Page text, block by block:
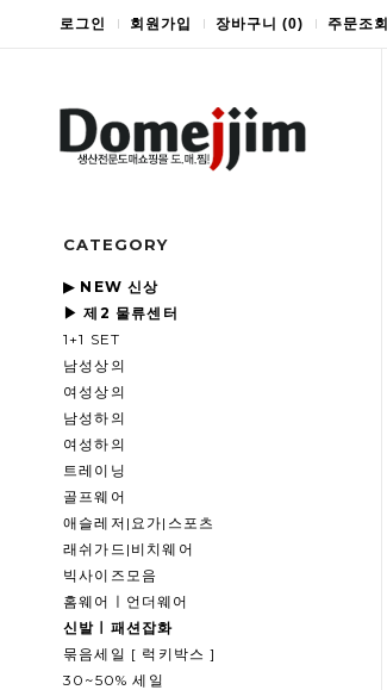
로그인 회원가입 장바구니 (0) 주문조회
CATEGORY
▶ NEW 신상
▶ 제2 물류센터
1+1 SET
남성상의
여성상의
남성하의
여성하의
트레이닝
골프웨어
애슬레저|요가|스포츠
래쉬가드|비치웨어
빅사이즈모음
홈웨어ㅣ언더웨어
신발ㅣ패션잡화
묶음세일 [ 럭키박스 ]
30~50% 세일